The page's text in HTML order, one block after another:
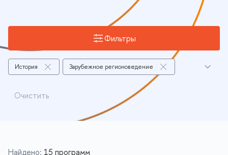
Фильтры
История Зарубежное регионоведение
Психология
Очистить
Найдено: 15 программ